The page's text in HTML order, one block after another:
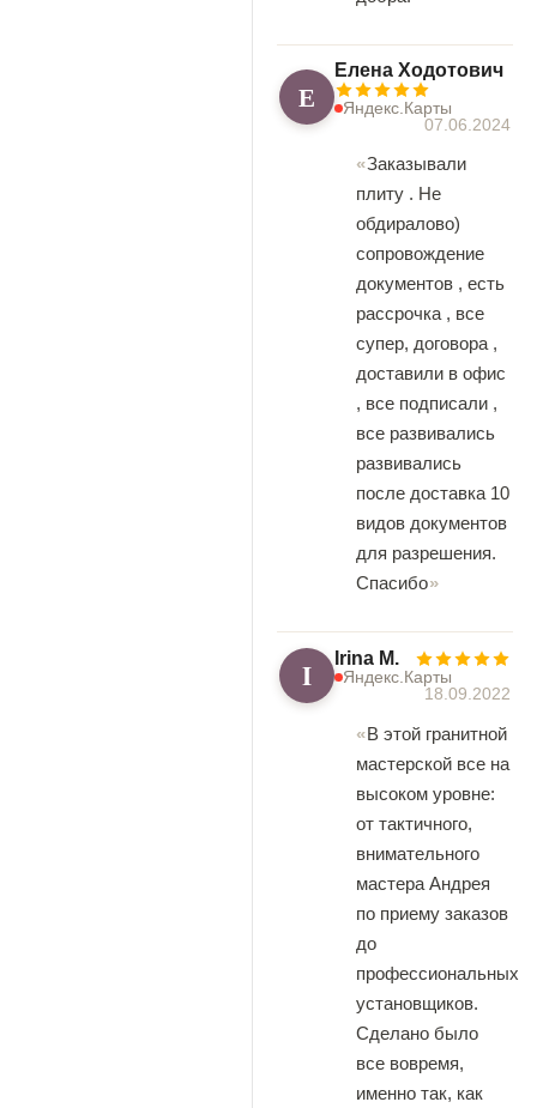
Е
Елена Ходотович
Яндекс.Карты
07.06.2024
Заказывали
плиту . Не
обдиралово)
сопровождение
документов , есть
рассрочка , все
супер, договора ,
доставили в офис
, все подписали ,
все развивались
развивались
после доставка 10
видов документов
для разрешения.
Спасибо
I Irina M.
Яндекс.Карты
18.09.2022
В этой гранитной
мастерской все на
высоком уровне:
от тактичного,
внимательного
мастера Андрея
по приему заказов
до
профессиональных
установщиков.
Сделано было
все вовремя,
именно так, как